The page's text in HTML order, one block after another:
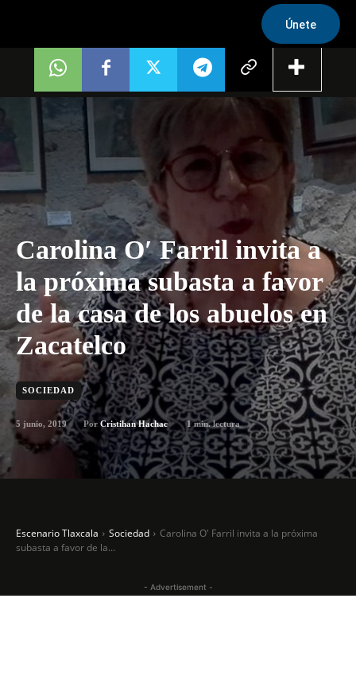
Únete
Carolina O′ Farril invita a
la próxima subasta a favor
de la casa de los abuelos en
Zacatelco
SOCIEDAD
5 junio, 2019 Por Cristihan Hachac 1min. lectura
Escenario Tlaxcala Sociedad
Carolina O′ Farril invita a la próxima
subasta a favor de la...
- Advertisement -